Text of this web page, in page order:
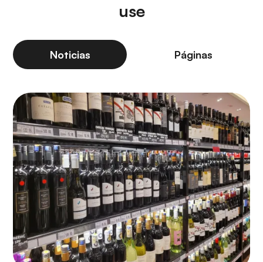
use
Noticias Páginas